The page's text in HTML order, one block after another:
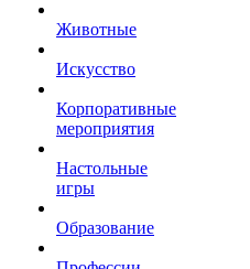
Животные
Искусство
Корпоративные
мероприятия
Настольные
игры
Образование